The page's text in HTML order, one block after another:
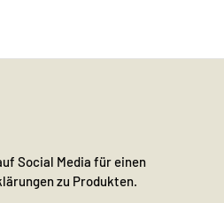
Social Media für einen
zu Produkten.